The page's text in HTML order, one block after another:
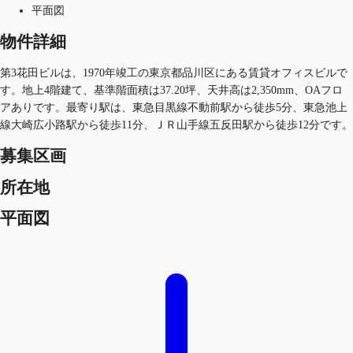
平面図
物件詳細
第3花田ビルは、1970年竣工の東京都品川区にある賃貸オフィスビルで
す。地上4階建て、基準階面積は37.20坪、天井高は2,350mm、OAフロ
アありです。最寄り駅は、東急目黒線不動前駅から徒歩5分、東急池上
線大崎広小路駅から徒歩11分、ＪＲ山手線五反田駅から徒歩12分です。
募集区画
所在地
平面図